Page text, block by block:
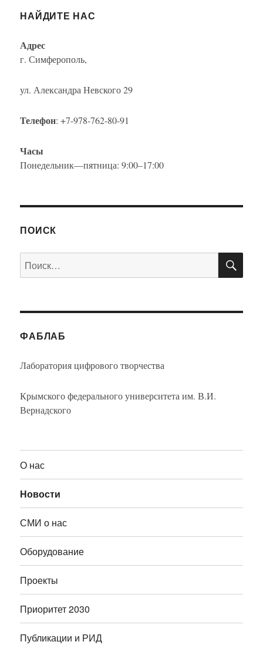
НАЙДИТЕ НАС
Адрес
г. Симферополь,
ул. Александра Невского 29
Телефон: +7-978-762-80-91
Часы
Понедельник—пятница: 9:00–17:00
ПОИСК
Искать:
ФАБЛАБ
Лаборатория цифрового творчества
Крымского федерального университета им. В.И.
Вернадского
О нас
Новости
СМИ о нас
Оборудование
Проекты
Приоритет 2030
Публикации и РИД